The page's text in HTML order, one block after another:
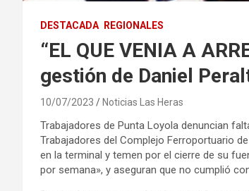
DESTACADA REGIONALES
“EL QUE VENIA A
gestión de Daniel
10/07/2023 Noticias Las Heras
Trabajadores de Punta Loyola denuncian
Trabajadores del Complejo Ferroportuario
en la terminal y temen por el cierre de su
por semana», y aseguran que no cumplió